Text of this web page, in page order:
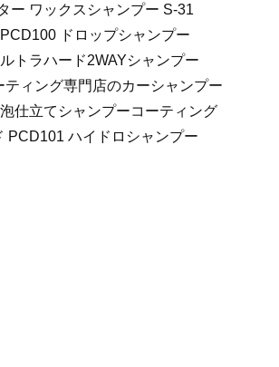
ー ワックスシャンプー S-31
ドロップシャンプー
トラハード2WAYシャンプー
ィング専門店のカーシャンプー
仕立てシャンプーコーティング
PCD101 ハイドロシャンプー